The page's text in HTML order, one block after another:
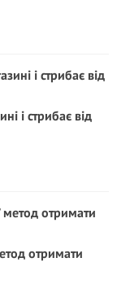
і стрибає від
отримати